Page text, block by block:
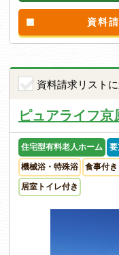
資料
資料請求リスト
ピュアライフ京
住宅型有料老人ホーム
機械浴・特殊浴 食事付
居室トイレ付き